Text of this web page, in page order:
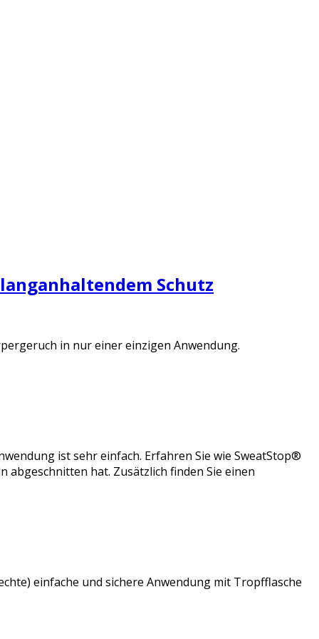
Schutz
in nur einer einzigen Anwendung.
ist sehr einfach. Erfahren Sie wie SweatStop®
hat. Zusätzlich finden Sie einen
einfache und sichere Anwendung mit Tropfflasche